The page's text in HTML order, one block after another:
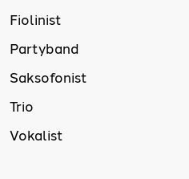
Fiolinist
Partyband
Saksofonist
Trio
Vokalist